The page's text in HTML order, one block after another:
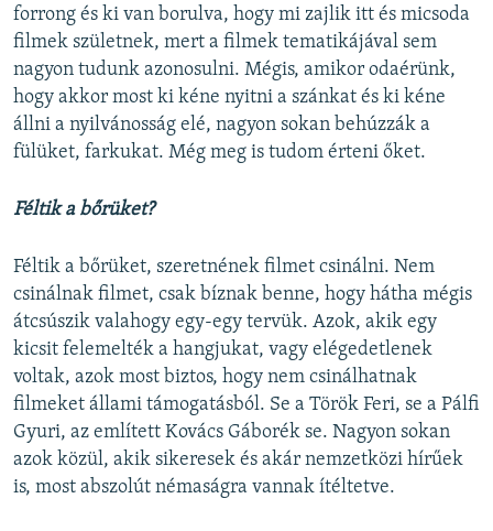
forrong és ki van borulva, hogy mi zajlik itt és micsoda
filmek születnek, mert a filmek tematikájával sem
nagyon tudunk azonosulni. Mégis, amikor odaérünk,
hogy akkor most ki kéne nyitni a szánkat és ki kéne
állni a nyilvánosság elé, nagyon sokan behúzzák a
fülüket, farkukat. Még meg is tudom érteni őket.
Féltik a bőrüket?
Féltik a bőrüket, szeretnének filmet csinálni. Nem
csinálnak filmet, csak bíznak benne, hogy hátha mégis
átcsúszik valahogy egy-egy tervük. Azok, akik egy
kicsit felemelték a hangjukat, vagy elégedetlenek
voltak, azok most biztos, hogy nem csinálhatnak
filmeket állami támogatásból. Se a Török Feri, se a Pálfi
Gyuri, az említett Kovács Gáborék se. Nagyon sokan
azok közül, akik sikeresek és akár nemzetközi hírűek
is, most abszolút némaságra vannak ítéltetve.